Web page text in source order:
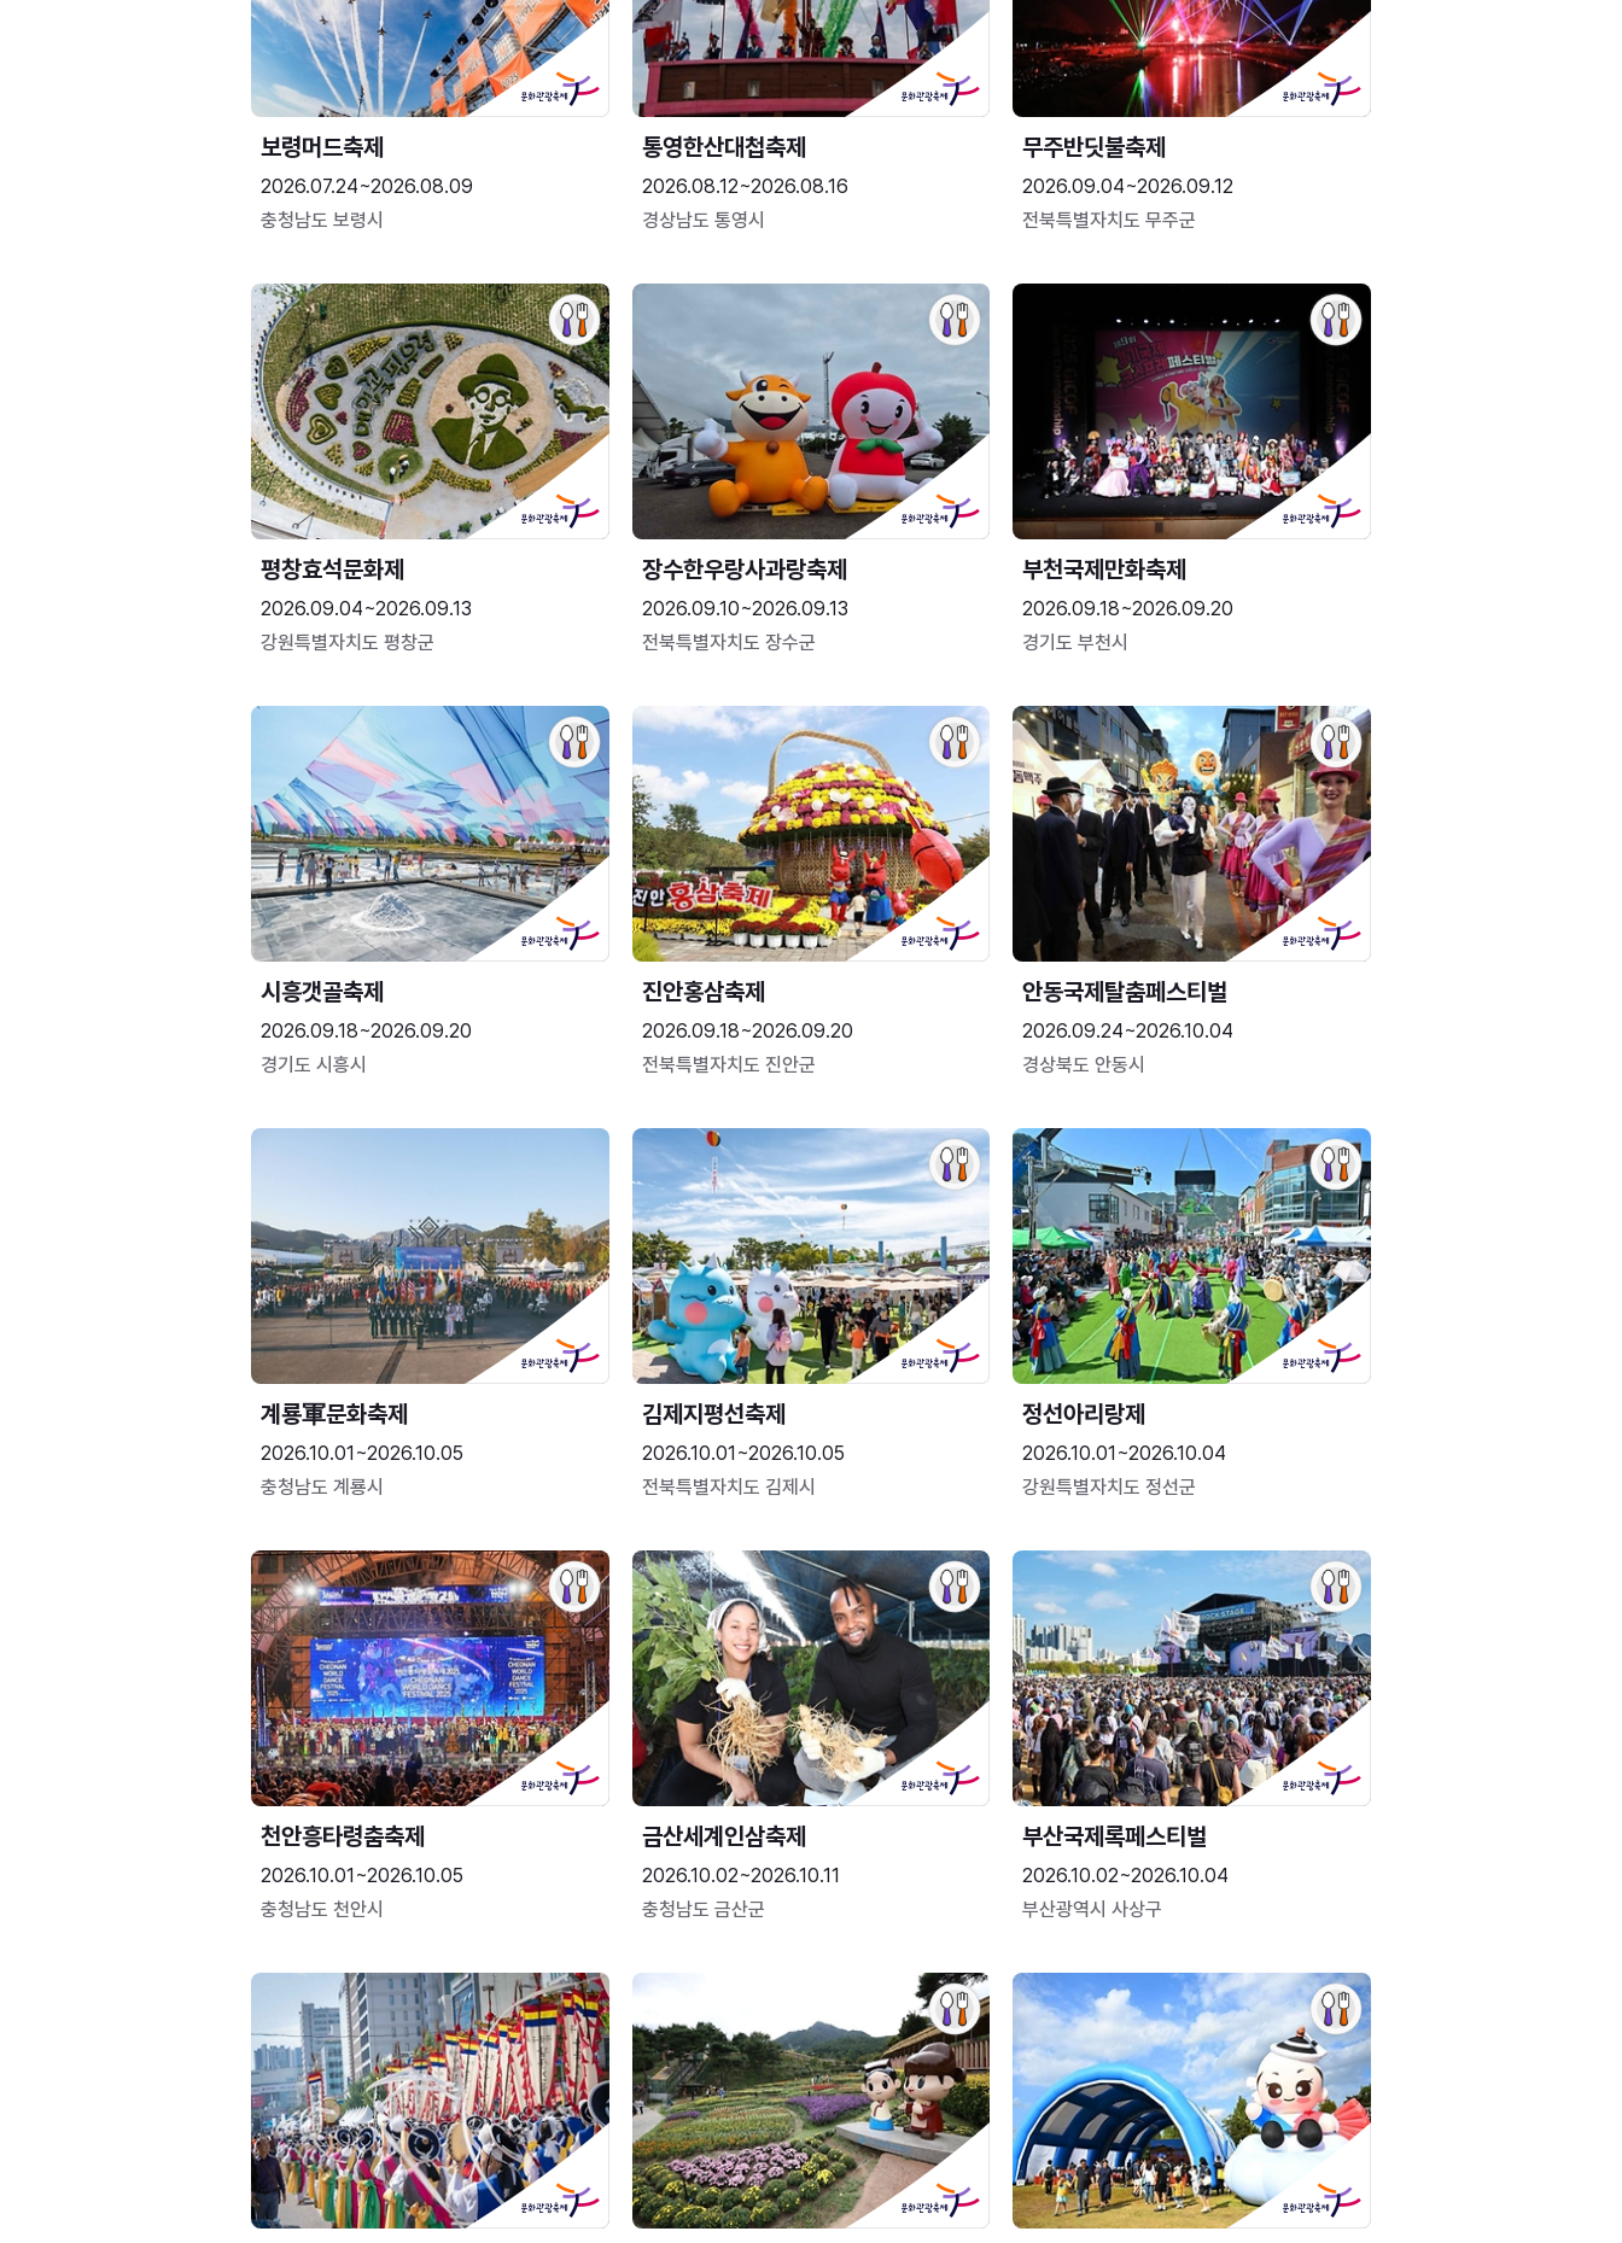
보령머드축제
2026.07.24~2026.08.09
충청남도 보령시
통영한산대첩축제
2026.08.12~2026.08.16
경상남도 통영시
무주반딧불축제
2026.09.04~2026.09.12
전북특별자치도 무주군
평창효석문화제
2026.09.04~2026.09.13
강원특별자치도 평창군
장수한우랑사과랑축제
2026.09.10~2026.09.13
전북특별자치도 장수군
부천국제만화축제
2026.09.18~2026.09.20
경기도 부천시
시흥갯골축제
2026.09.18~2026.09.20
경기도 시흥시
진안홍삼축제
2026.09.18~2026.09.20
전북특별자치도 진안군
안동국제탈춤페스티벌
2026.09.24~2026.10.04
경상북도 안동시
2026.10.01~2026.10.05
충청남도 계룡시
김제지평선축제
2026.10.01~2026.10.05
전북특별자치도 김제시
정선아리랑제
2026.10.01~2026.10.04
강원특별자치도 정선군
천안흥타령춤축제
2026.10.01~2026.10.05
충청남도 천안시
금산세계인삼축제
2026.10.02~2026.10.11
충청남도 금산군
부산국제록페스티벌
2026.10.02~2026.10.04
부산광역시 사상구